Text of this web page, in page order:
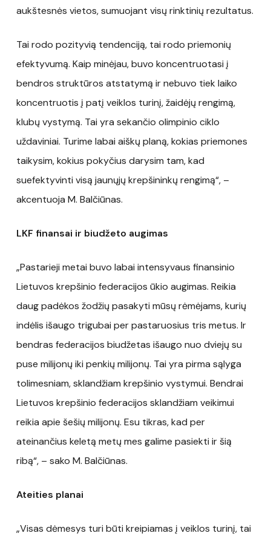
aukštesnės vietos, sumuojant visų rinktinių rezultatus.
Tai rodo pozityvią tendenciją, tai rodo priemonių
efektyvumą. Kaip minėjau, buvo koncentruotasi į
bendros struktūros atstatymą ir nebuvo tiek laiko
koncentruotis į patį veiklos turinį, žaidėjų rengimą,
klubų vystymą. Tai yra sekančio olimpinio ciklo
uždaviniai. Turime labai aiškų planą, kokias priemones
taikysim, kokius pokyčius darysim tam, kad
suefektyvinti visą jaunųjų krepšininkų rengimą“, –
akcentuoja M. Balčiūnas.
LKF finansai ir biudžeto augimas
„Pastarieji metai buvo labai intensyvaus finansinio
Lietuvos krepšinio federacijos ūkio augimas. Reikia
daug padėkos žodžių pasakyti mūsų rėmėjams, kurių
indėlis išaugo trigubai per pastaruosius tris metus. Ir
bendras federacijos biudžetas išaugo nuo dviejų su
puse milijonų iki penkių milijonų. Tai yra pirma sąlyga
tolimesniam, sklandžiam krepšinio vystymui. Bendrai
Lietuvos krepšinio federacijos sklandžiam veikimui
reikia apie šešių milijonų. Esu tikras, kad per
ateinančius keletą metų mes galime pasiekti ir šią
ribą“, – sako M. Balčiūnas.
Ateities planai
„Visas dėmesys turi būti kreipiamas į veiklos turinį, tai